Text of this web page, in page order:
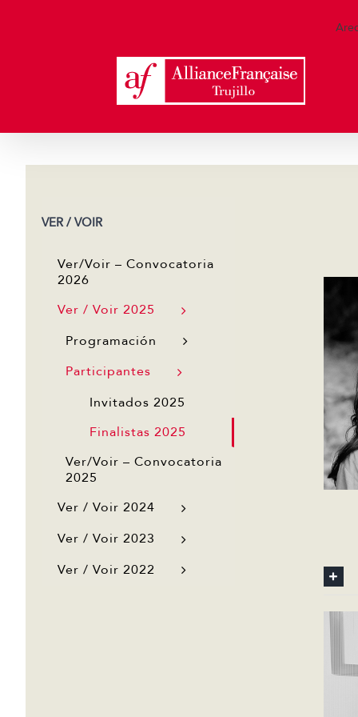
VER / VOIR
Ver/Voir – Convocatoria
2026
Ver / Voir 2025
Programación
Participantes
Invitados 2025
Finalistas 2025
Ver/Voir – Convocatoria
2025
Ver / Voir 2024
Ver / Voir 2023
Ver / Voir 2022